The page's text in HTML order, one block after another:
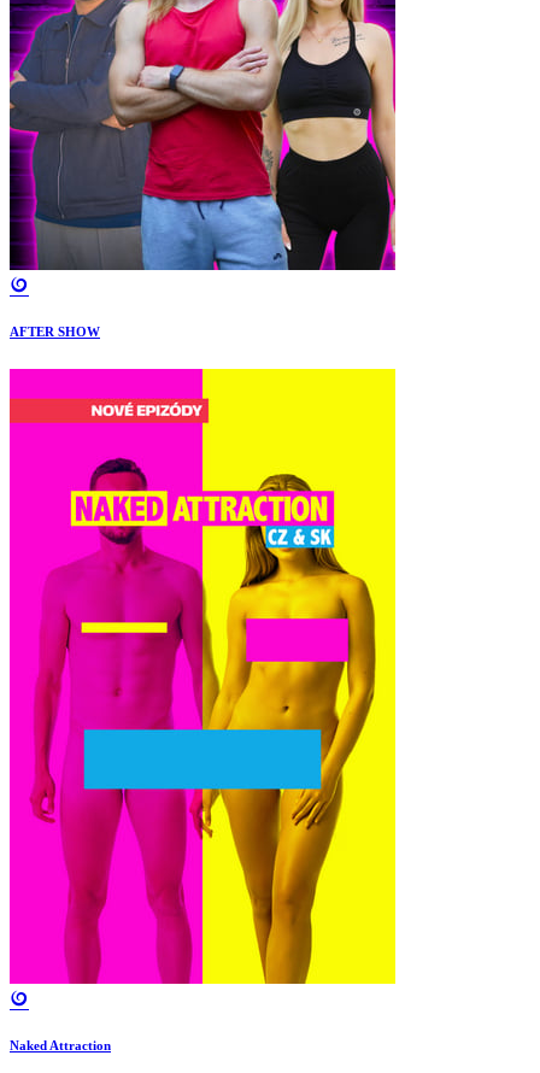
AFTER SHOW
Naked Attraction